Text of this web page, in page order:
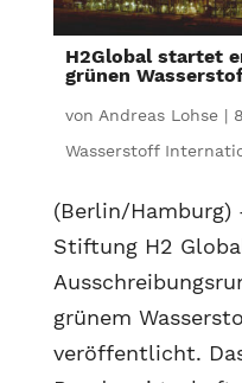
H2Global startet
grünen
von Andreas Lohse|
Wasserstoff
(Berlin/Hamburg)
Stiftung H2
grünem
veröffentlicht.